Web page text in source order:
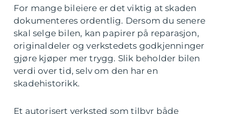
For mange bileiere er det viktig at skaden
dokumenteres ordentlig. Dersom du senere
skal selge bilen, kan papirer på reparasjon,
originaldeler og verkstedets godkjenninger
gjøre kjøper mer trygg. Slik beholder bilen
verdi over tid, selv om den har en
skadehistorikk.
Et autorisert verksted som tilbyr både